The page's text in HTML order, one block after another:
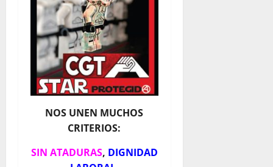
NOS UNEN MUCHOS
CRITERIOS:
SIN ATADURAS, DIGNIDAD